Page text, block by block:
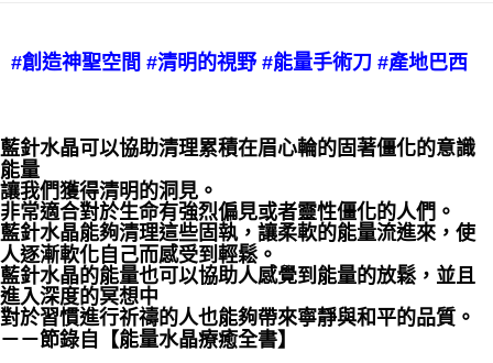
每筆NT$80，滿NT$3,000(含以上)免運費
免運費
#創造神聖空間 #清明的視野 #能量手術刀 #產地巴西
藍針水晶可以協助清理累積在眉心輪的固著僵化的意識
能量
讓我們獲得清明的洞見。
非常適合對於生命有強烈偏見或者靈性僵化的人們。
藍針水晶能夠清理這些固執，讓柔軟的能量流進來，使
人逐漸軟化自己而感受到輕鬆。
藍針水晶的能量也可以協助人感覺到能量的放鬆，並且
進入深度的冥想中
對於習慣進行祈禱的人也能夠帶來寧靜與和平的品質。
－－節錄自【能量水晶療癒全書】